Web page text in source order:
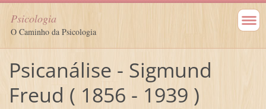
Psicologia
O Caminho da Psicologia
Psicanálise - Sigmund
Freud ( 1856 - 1939 )